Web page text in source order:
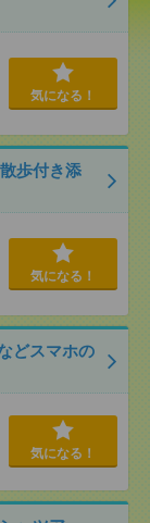
気になる！
歩付き添
気になる！
どスマホの
気になる！